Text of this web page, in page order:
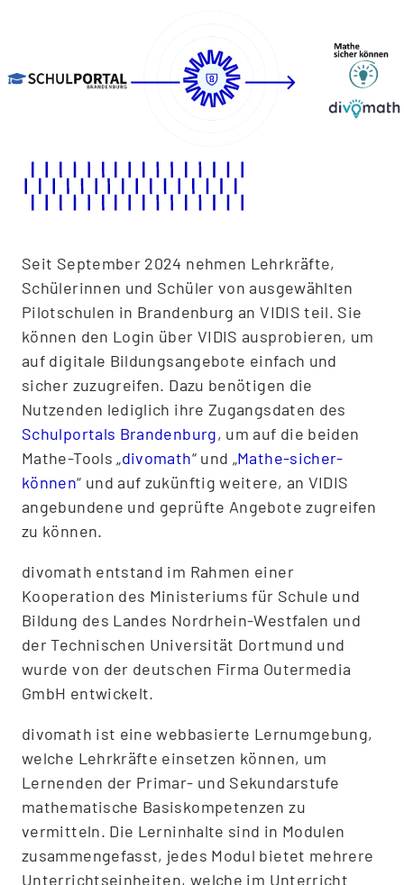
Seit September 2024 nehmen Lehrkräfte,
Schülerinnen und Schüler von ausgewählten
Pilotschulen in Brandenburg an VIDIS teil. Sie
können den Login über VIDIS ausprobieren, um
auf digitale Bildungsangebote einfach und
sicher zuzugreifen. Dazu benötigen die
Nutzenden lediglich ihre Zugangsdaten des
Schulportals Brandenburg, um auf die beiden
Mathe-Tools „divomath“ und „Mathe-sicher-
können“ und auf zukünftig weitere, an VIDIS
angebundene und geprüfte Angebote zugreifen
zu können.
divomath entstand im Rahmen einer
Kooperation des Ministeriums für Schule und
Bildung des Landes Nordrhein-Westfalen und
der Technischen Universität Dortmund und
wurde von der deutschen Firma Outermedia
GmbH entwickelt.
divomath ist eine webbasierte Lernumgebung,
welche Lehrkräfte einsetzen können, um
Lernenden der Primar- und Sekundarstufe
mathematische Basiskompetenzen zu
vermitteln. Die Lerninhalte sind in Modulen
zusammengefasst, jedes Modul bietet mehrere
Unterrichtseinheiten, welche im Unterricht